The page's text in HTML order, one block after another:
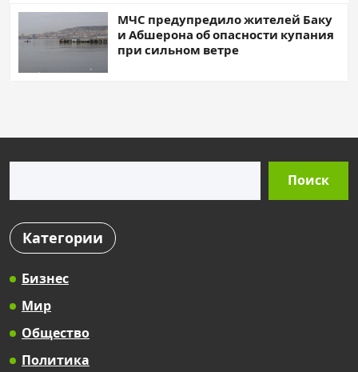
МЧС предупредило жителей Баку
и Абшерона об опасности купания
при сильном ветре
Поиск
Категории
Бизнес
Мир
Общество
Политика